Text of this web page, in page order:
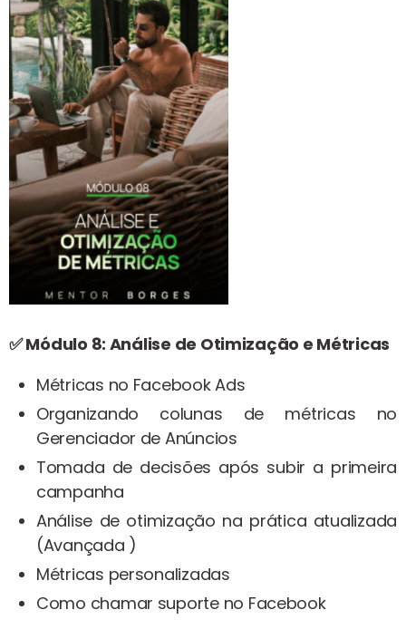
✅ Módulo 8: Análise de Otimização e Métricas
Métricas no Facebook Ads
Organizando colunas de métricas no
Gerenciador de Anúncios
Tomada de decisões após subir a primeira
campanha
Análise de otimização na prática atualizada
(Avançada )
Métricas personalizadas
Como chamar suporte no Facebook